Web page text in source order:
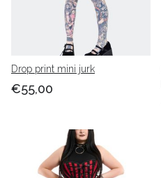
Drop print mini jurk
€55,00